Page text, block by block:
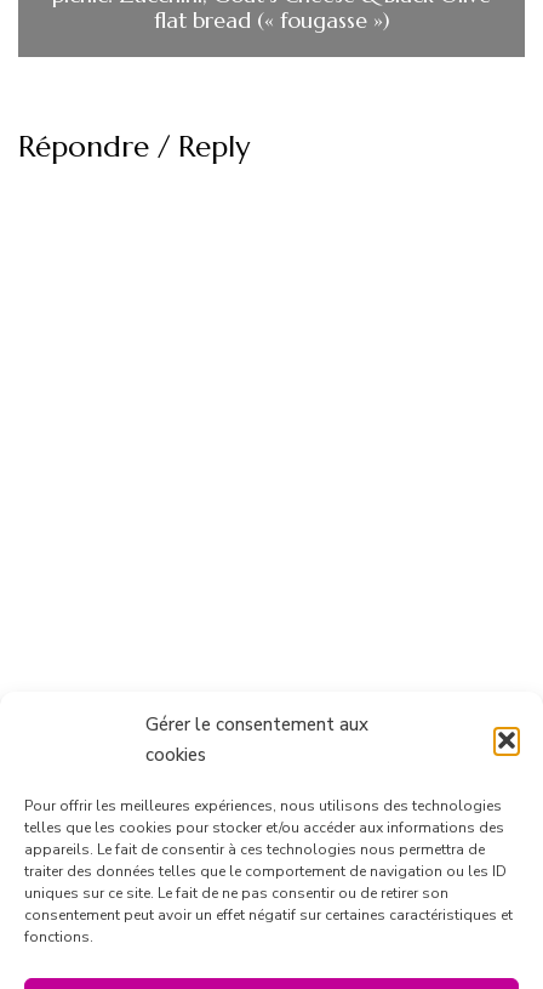
Gérer le consentement aux
cookies
Pour offrir les meilleures expériences, nous utilisons des technologies
telles que les cookies pour stocker et/ou accéder aux informations des
appareils. Le fait de consentir à ces technologies nous permettra de
traiter des données telles que le comportement de navigation ou les ID
uniques sur ce site. Le fait de ne pas consentir ou de retirer son
consentement peut avoir un effet négatif sur certaines caractéristiques et
fonctions.
flat bread (« fougasse »)
Répondre / Reply